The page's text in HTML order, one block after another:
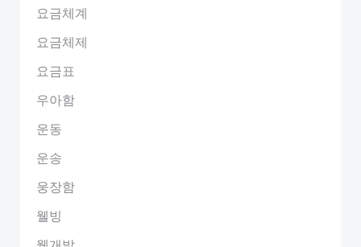
요금체계
요금체제
요금표
우아함
운동
운송
웅장함
웰빙